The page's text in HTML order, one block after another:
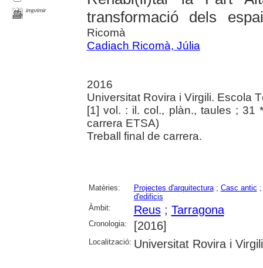
imprimir
transformació dels
Ricomà
Cadiach Ricomà, Júlia
2016
Universitat Rovira i Virgili. Escola
[1] vol. : il. col., plàn., taules ; 31
carrera ETSA)
Treball final de carrera.
Matèries: Projectes d'arquitectura; Casc antic
d'edificis
Àmbit:
Reus; Tarragona
Cronologia: [2016]
Localització: Universitat Rovira i Virgili